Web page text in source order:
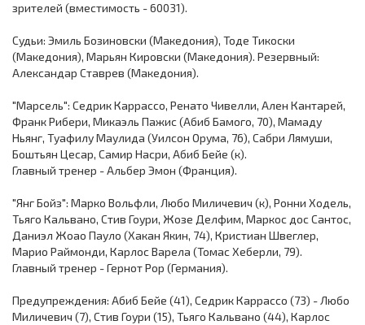
зрителей (вместимость - 60031).
Судьи: Эмиль Бозиновски (Македония), Тоде Тикоски
(Македония), Марьян Кировски (Македония). Резервный:
Александар Ставрев (Македония).
"Марсель": Седрик Каррассо, Ренато Чивелли, Ален Кантарей,
Франк Рибери, Микаэль Пажиc (Абиб Бамого, 70), Мамаду
Ньянг, Туафилу Маулида (Уилсон Орума, 76), Сабри Лямуши,
Боштьян Цесар, Самир Насри, Абиб Бейе (к).
Главный тренер - Альбер Эмон (Франция).
"Янг Бойз": Марко Вольфли, Любо Миличевич (к), Ронни Ходель,
Тьяго Кальвано, Стив Гоури, Жозе Делфим, Маркос дос Сантос,
Даниэл Жоао Пауло (Хакан Якин, 74), Кристиан Швеглер,
Марио Раймонди, Карлос Варела (Томас Хеберли, 79).
Главный тренер - Гернот Рор (Германия).
Предупреждения: Абиб Бейе (41), Седрик Каррассо (73) - Любо
Миличевич (7), Стив Гоури (15), Тьяго Кальвано (44), Карлос